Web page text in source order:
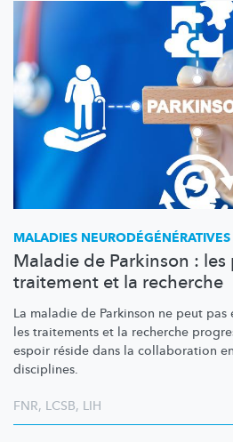
MALADIES NEURODÉGÉNÉRATIVES
Maladie de Parkinson :
traitement et la recherche
La maladie de Parkinson ne peut
les traitements et la recherche
espoir réside dans la collaboration
disciplines.
FNR, LCSB, LIH